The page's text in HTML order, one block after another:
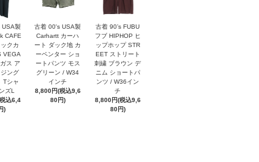
USA製
CAFE
クカ
VEGA
ス ア
ジング
Tシャ
ズL
込6,4
)
古着 00's USA製
Carhartt カーハ
ート ダック地 カ
ーペンター ショ
ートパンツ モス
グリーン / W34
インチ
8,800円(税込9,6
80円)
古着 90’s FUBU
フブ HIPHOP ヒ
ップホップ STR
EET ストリート
刺繍 ブラウン デ
ニム ショートパ
ンツ / W36イン
チ
8,800円(税込9,6
80円)